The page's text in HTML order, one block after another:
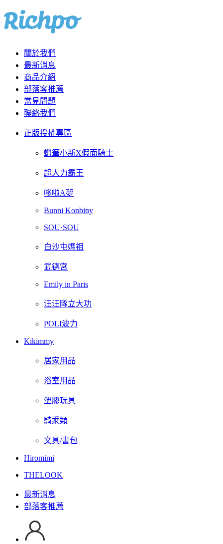
關於我們
最新消息
商品介紹
部落客推薦
常見問題
聯絡我們
正版授權專區
蠟筆小新X假面騎士
超人力霸王
哆啦A夢
Bunni Konbiny
SOU·SOU
白沙屯媽祖
武德宮
Emily in Paris
汪汪隊立大功
POLI波力
Kikimmy
居家用品
浴室用品
塑膠玩具
騎乘類
文具/書包
Hiromimi
THELOOK
最新消息
部落客推薦